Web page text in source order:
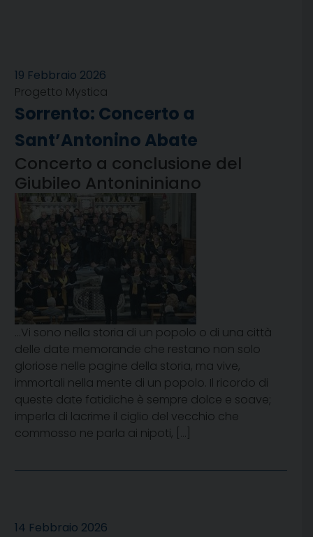
19 Febbraio 2026
Progetto Mystica
Sorrento: Concerto a
Sant’Antonino Abate
Concerto a conclusione del
Giubileo Antonininiano
…Vi sono nella storia di un popolo o di una città
delle date memorande che restano non solo
gloriose nelle pagine della storia, ma vive,
immortali nella mente di un popolo. Il ricordo di
queste date fatidiche è sempre dolce e soave;
imperla di lacrime il ciglio del vecchio che
commosso ne parla ai nipoti, […]
14 Febbraio 2026